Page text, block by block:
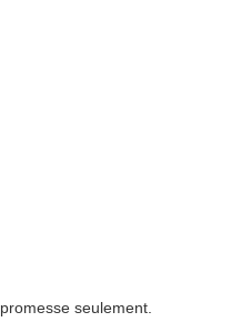
seulement.